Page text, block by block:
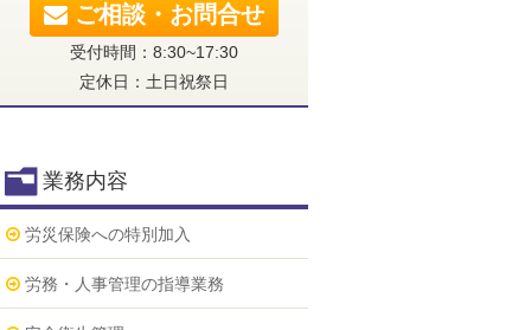
ご相談・お問合せ
受付時間：8:30~17:30
定休日：土日祝祭日
業務内容
労災保険への特別加入
労務・人事管理の指導業務